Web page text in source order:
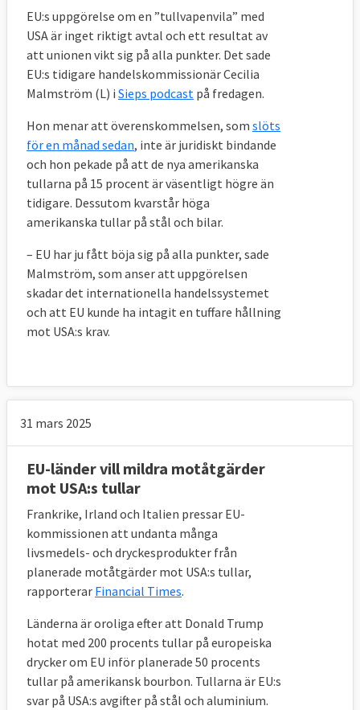
EU:s uppgörelse om en ”tullvapenvila” med
USA är inget riktigt avtal och ett resultat av
att unionen vikt sig på alla punkter. Det sade
EU:s tidigare handelskommissionär Cecilia
Malmström (L) i Sieps podcast på fredagen.
Hon menar att överenskommelsen, som slöts
för en månad sedan, inte är juridiskt bindande
och hon pekade på att de nya amerikanska
tullarna på 15 procent är väsentligt högre än
tidigare. Dessutom kvarstår höga
amerikanska tullar på stål och bilar.
– EU har ju fått böja sig på alla punkter, sade
Malmström, som anser att uppgörelsen
skadar det internationella handelssystemet
och att EU kunde ha intagit en tuffare hållning
mot USA:s krav.
31 mars 2025
EU-länder vill mildra motåtgärder
mot USA:s tullar
Frankrike, Irland och Italien pressar EU-
kommissionen att undanta många
livsmedels- och dryckesprodukter från
planerade motåtgärder mot USA:s tullar,
rapporterar Financial Times.
Länderna är oroliga efter att Donald Trump
hotat med 200 procents tullar på europeiska
drycker om EU inför planerade 50 procents
tullar på amerikansk bourbon. Tullarna är EU:s
svar på USA:s avgifter på stål och aluminium.